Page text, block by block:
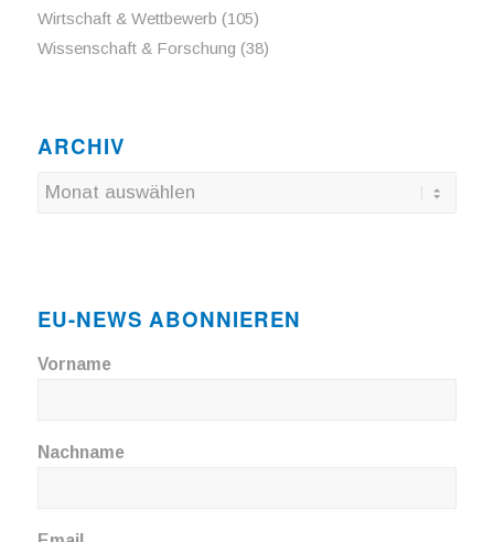
Wirtschaft & Wettbewerb (105)
Wissenschaft & Forschung (38)
ARCHIV
EU-NEWS ABONNIEREN
Vorname
Nachname